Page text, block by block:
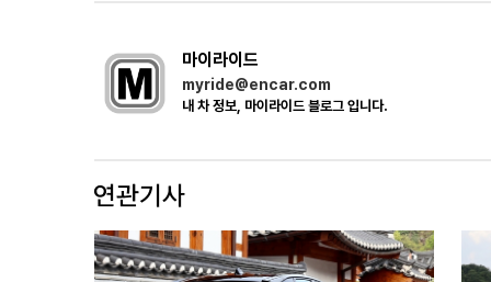
마이라이드
myride@encar.com
내 차 정보, 마이라이드 블로그 입니다.